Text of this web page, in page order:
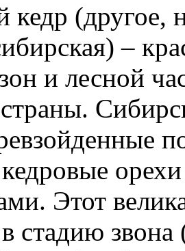
кедр (другое,
–
и лесной
кедровые
Этот
в стадию